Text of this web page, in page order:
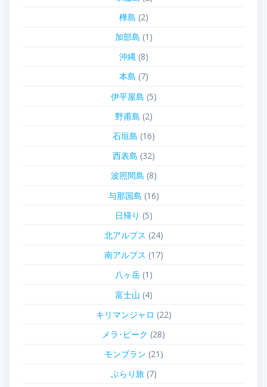
樺島 (2)
加部島 (1)
沖縄(8)
本島 (7)
伊平屋島 (5)
野甫島 (2)
石垣島 (16)
西表島 (32)
波照間島 (8)
与那国島 (16)
日帰り (5)
北アルプス (24)
南アルプス (17)
八ヶ岳(1)
富士山 (4)
キリマンジャロ (22)
メラ･ピーク (28)
モンブラン (21)
ぶらり旅(7)